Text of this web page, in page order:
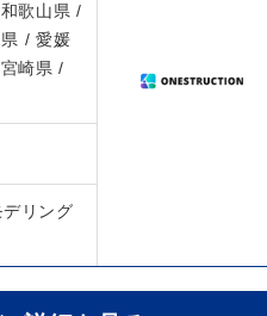
歌山県 /
/ 愛媛
崎県 /
リング